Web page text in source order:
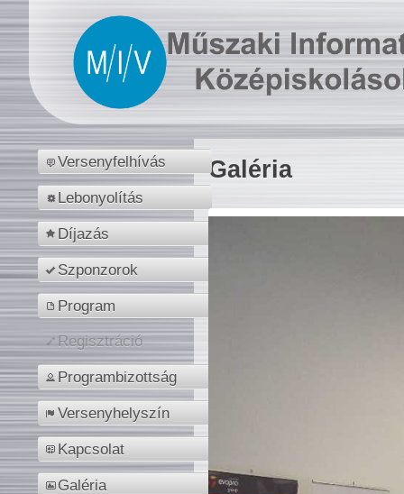
Versenyfelhívás
Lebonyolítás
Díjazás
Szponzorok
Program
Regisztráció
Programbizottság
Versenyhelyszín
Kapcsolat
Galéria
Galéria